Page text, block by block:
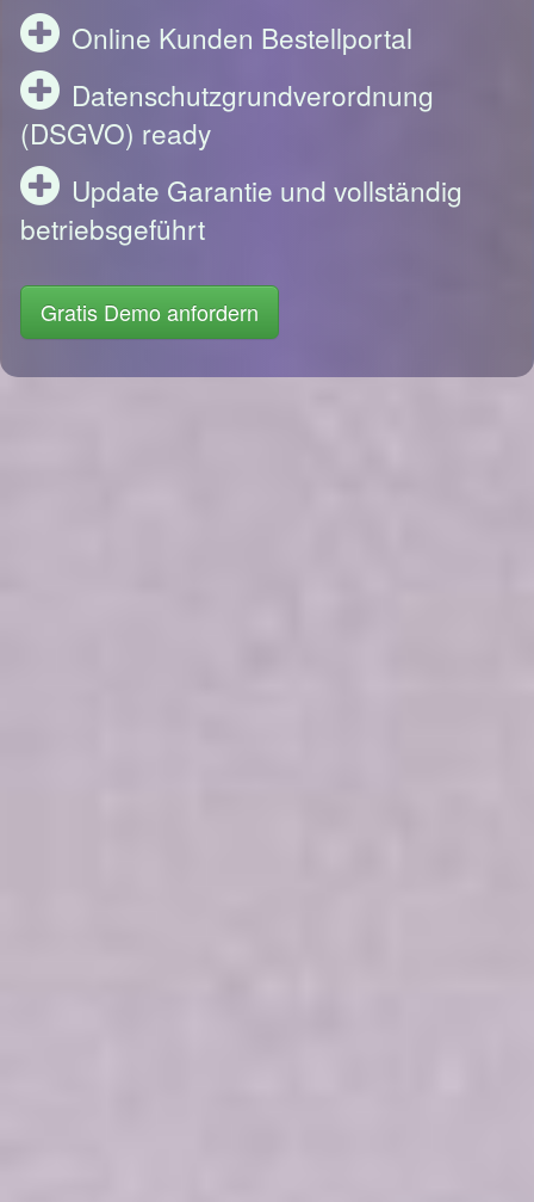
Online Kunden Bestellportal
Datenschutzgrundverordnung
(DSGVO) ready
Update Garantie und vollständig
betriebsgeführt
Gratis Demo anfordern